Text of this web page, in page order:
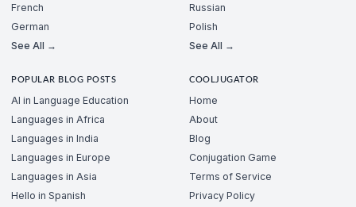
French
German
See All →
Russian
Polish
See All →
POPULAR BLOG POSTS
AI in Language Education
Languages in Africa
Languages in India
Languages in Europe
Languages in Asia
Hello in Spanish
COOLJUGATOR
Home
About
Blog
Conjugation Game
Terms of Service
Privacy Policy